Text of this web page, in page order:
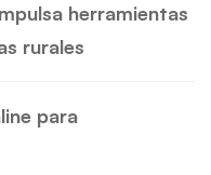
herramientas
rurales
para